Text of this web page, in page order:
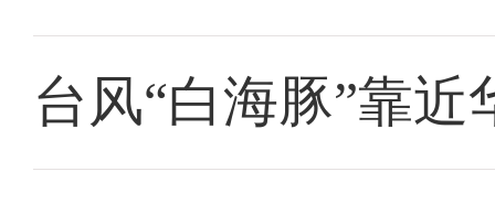
台风“白海豚”靠近